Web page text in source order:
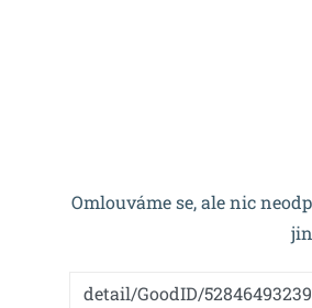
Omlouváme se, ale nic